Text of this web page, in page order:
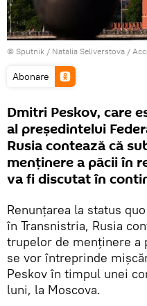
© Sputnik / Natalia Seliverstova /
Abonare
Dmitri Peskov, care
al președintelui
Rusia contează că
menținere a păcii în
va fi discutat în
Renunțarea la status
în Transnistria, Rusia
trupelor de menținere a
se vor întreprinde
Peskov în timpul unei
luni, la Moscova.